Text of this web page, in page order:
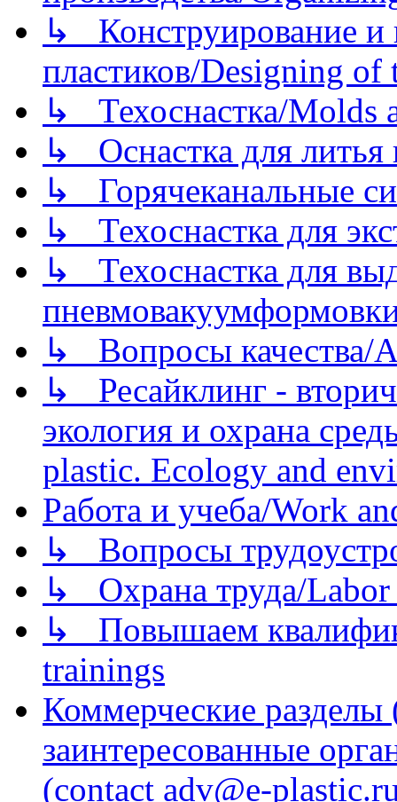
↳ Конструирование и
пластиков/Designing of
↳ Техоснастка/Molds
↳ Оснастка для литья
↳ Горячеканальные
↳ Техоснастка для
↳ Техоснастка для
↳ Вопросы качества/
↳ Ресайклинг -
экология и охрана
plastic. Ecology and
Работа и учеба/Work
↳ Вопросы
↳ Охрана труда/Labor
↳ Повышаем
trainings
Коммерческие
заинтересованные
(contact adv@e-